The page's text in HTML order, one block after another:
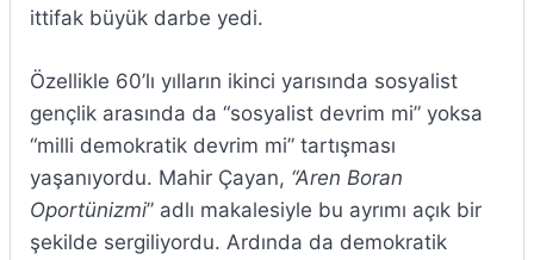
ittifak büyük darbe yedi.
Özellikle 60’lı yılların ikinci yarısında sosyalist
gençlik arasında da “sosyalist devrim mi” yoksa
“milli demokratik devrim mi” tartışması
yaşanıyordu. Mahir Çayan, “Aren Boran
Oportünizmi” adlı makalesiyle bu ayrımı açık bir
şekilde sergiliyordu. Ardında da demokratik